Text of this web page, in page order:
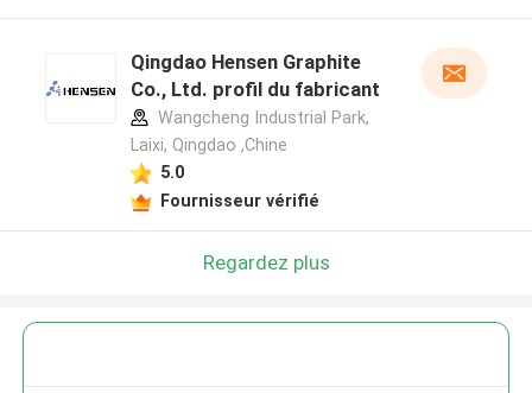
Qingdao Hensen Graphite
Co., Ltd. profil du fabricant
Wangcheng Industrial Park,
Laixi, Qingdao ,Chine
5.0
Fournisseur vérifié
Regardez plus